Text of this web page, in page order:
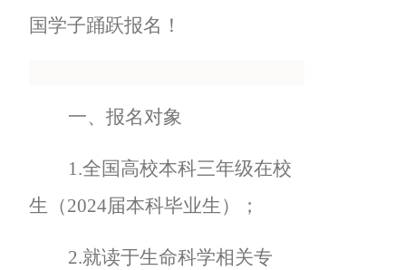
国学子踊跃报名！
一、报名对象
1.全国高校本科三年级在校
生（2024届本科毕业生）；
2.就读于生命科学相关专